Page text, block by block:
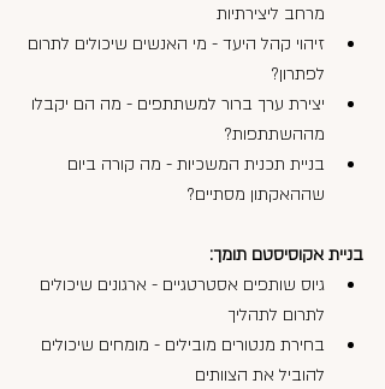
מרחב ליצירתיות
זיהוי קהל היעד - מי האנשים שיכולים לתרום
לפתרון?
יצירת ערך ברור למשתתפים - מה הם יקבלו
מההשתתפות?
בניית תכנית המשכיות - מה קורה ביום
שההאקתון מסתיים?
בניית אקוסיסטם תומך:
גיוס שותפים אסטרטגיים - ארגונים שיכולים
לתרום לתהליך
בחירת מנטורים מובילים - מומחים שיכולים
להוביל את הצוותים